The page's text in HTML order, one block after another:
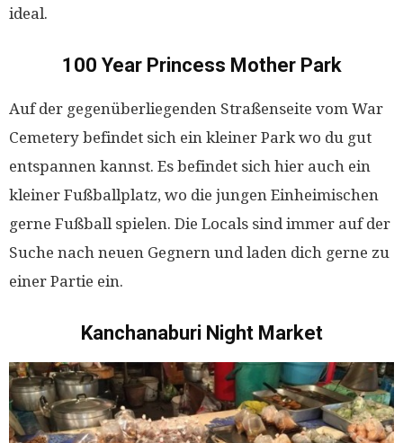
ideal.
100 Year Princess Mother Park
Auf der gegenüberliegenden Straßenseite vom War
Cemetery befindet sich ein kleiner Park wo du gut
entspannen kannst. Es befindet sich hier auch ein
kleiner Fußballplatz, wo die jungen Einheimischen
gerne Fußball spielen. Die Locals sind immer auf der
Suche nach neuen Gegnern und laden dich gerne zu
einer Partie ein.
Kanchanaburi Night Market